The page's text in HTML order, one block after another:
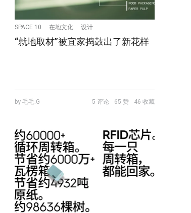
SPACE 10 在地文化 设计
“就地取材”被宜家捣鼓出了新花样
by 毛毛.G 5 评论 65 赞 46 收藏